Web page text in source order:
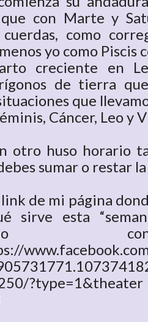
con Marte y
como
yo como Piscis
creciente en
de tierra
que
Cáncer, Leo y
otro huso horario
sumar o restar
de mi página
esta
?type=1&theater